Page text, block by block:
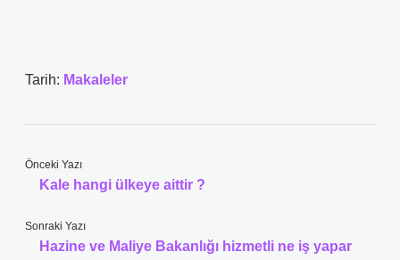
Tarih: Makaleler
Önceki Yazı
Kale hangi ülkeye aittir ?
Sonraki Yazı
Hazine ve Maliye Bakanlığı hizmetli ne iş yapar